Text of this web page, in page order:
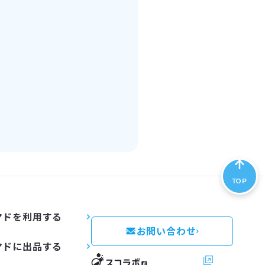
TOP
を利用する
に出品する
お問い合わせ